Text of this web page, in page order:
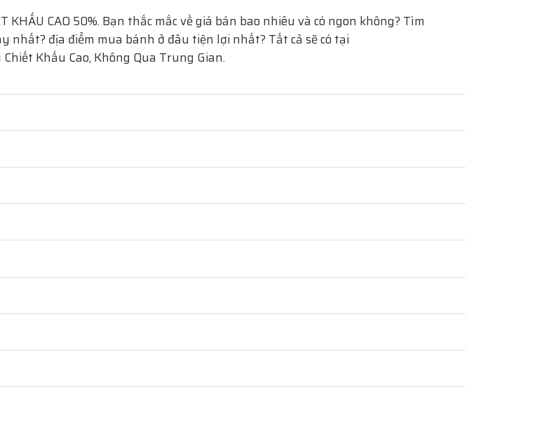
KHẤU CAO 50%. Bạn thắc mắc về giá bán bao nhiêu và có ngon không? Tìm
địa điểm mua bánh ở đâu tiện lợi nhất? Tất cả sẽ có tại
Khấu Cao, Không Qua Trung Gian.